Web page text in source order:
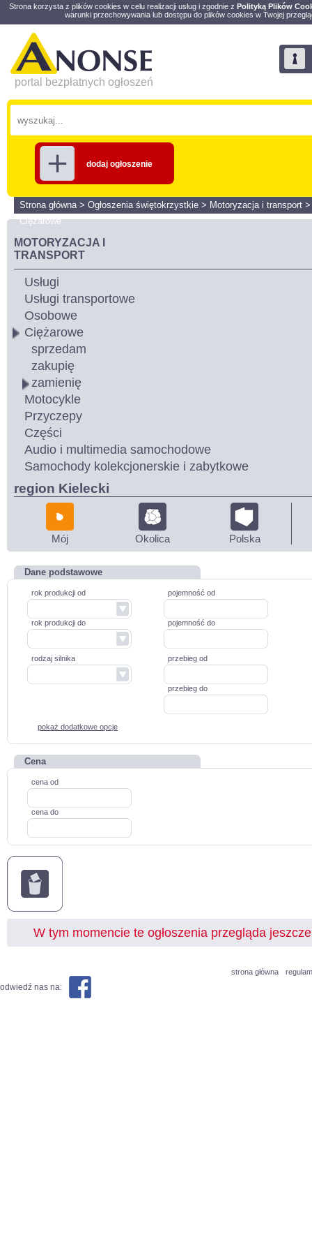
Strona korzysta z plików cookies w celu realizacji usług i zgodnie z Polityką Plików
warunki przechowywania lub dostępu do plików cookies w Twojej
portal bezpłatnych ogłoszeń
dodaj ogłoszenie
Strona główna> Ogłoszenia świętokrzystkie > Motoryzacja i transport
Ciężarowe
MOTORYZACJA I
TRANSPORT
Usługi
Usługi transportowe
Osobowe
Ciężarowe
sprzedam
zakupię
zamienię
Motocykle
Przyczepy
Części
Audio i multimedia samochodowe
Samochody kolekcjonerskie i zabytkowe
region Kielecki
Mój Okolica Polska
Dane podstawowe
rok produkcji od
rok produkcji do
pojemność od
pojemność do
rodzaj silnika przebieg od
przebieg do
pokaż dodatkowe opcje
Cena
cena od
cena do
W tym momencie te ogłoszenia przegląda
strona główna
odwiedź nas na: